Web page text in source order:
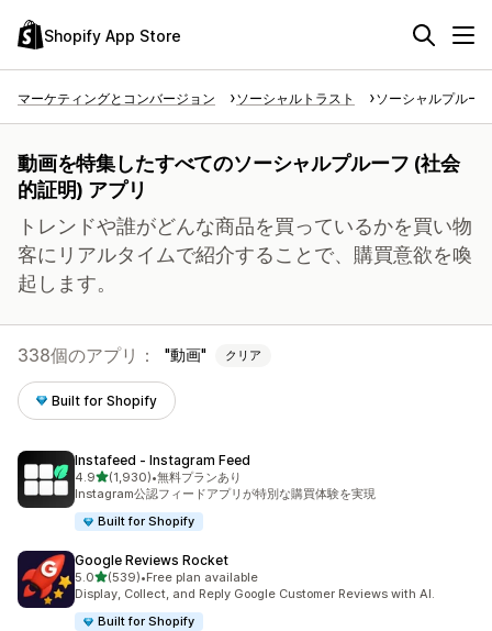
Shopify App Store
マーケティングとコンバージョン ソーシャルトラスト ソーシャルプルー
動画を特集したすべてのソーシャルプルーフ (社会
的証明) アプリ
トレンドや誰がどんな商品を買っているかを買い物
客にリアルタイムで紹介することで、購買意欲を喚
起します。
338個のアプリ： 動画 クリア
Built for Shopify
Instafeed ‑ Instagram Feed
4.95つ星中
(1,930)
合計レビュー数：1930件
•無料プランあり
Instagram公認フィードアプリが特別な購買体験を実現
Built for Shopify
Google Reviews Rocket
5.05つ星中
(539)
合計レビュー数：539件
•Free plan available
Display, Collect, and Reply Google Customer Reviews with AI.
Built for Shopify